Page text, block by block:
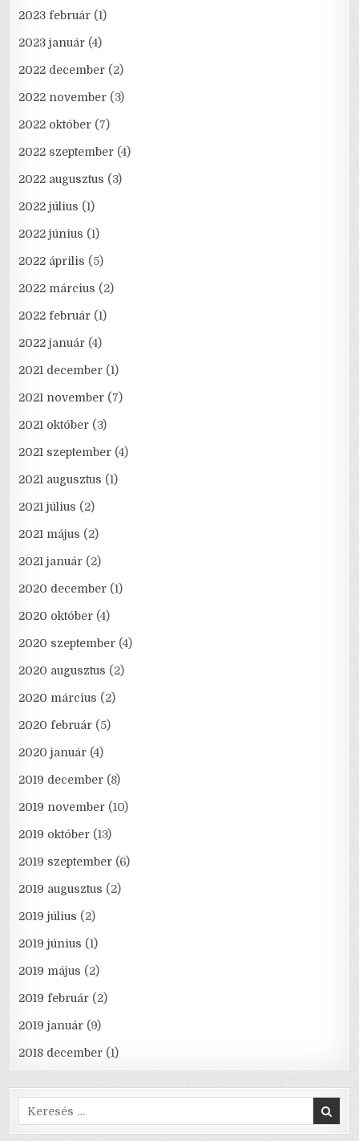
2023 február (1)
2023 január (4)
2022 december (2)
2022 november (3)
2022 október (7)
2022 szeptember (4)
2022 augusztus (3)
2022 július (1)
2022 június (1)
2022 április (5)
2022 március (2)
2022 február (1)
2022 január (4)
2021 december (1)
2021 november (7)
2021 október (3)
2021 szeptember (4)
2021 augusztus (1)
2021 július (2)
2021 május (2)
2021 január (2)
2020 december (1)
2020 október (4)
2020 szeptember (4)
2020 augusztus (2)
2020 március (2)
2020 február (5)
2020 január (4)
2019 december (8)
2019 november (10)
2019 október (13)
2019 szeptember (6)
2019 augusztus (2)
2019 július (2)
2019 június (1)
2019 május (2)
2019 február (2)
2019 január (9)
2018 december (1)
Search
for: